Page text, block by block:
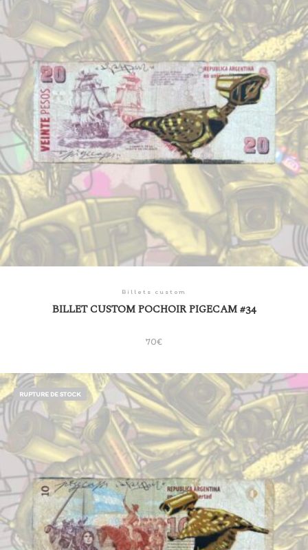
Billets custom
BILLET CUSTOM POCHOIR PIGECAM #34
70€
RUPTURE DE STOCK